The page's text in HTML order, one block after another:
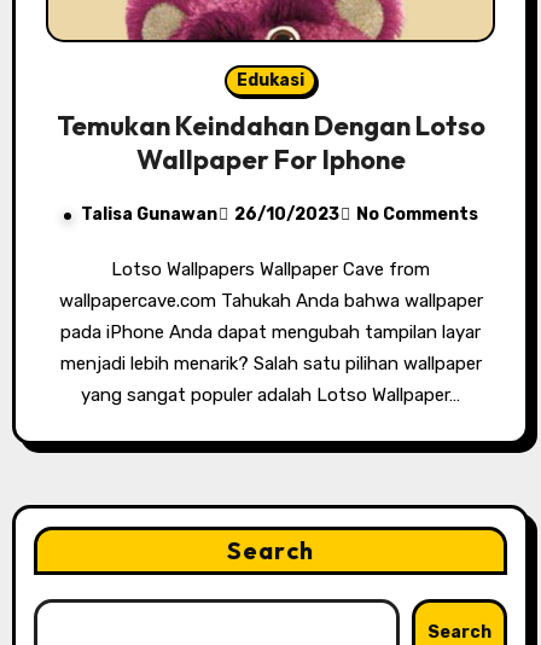
Edukasi
Temukan Keindahan Dengan Lotso
Wallpaper For Iphone
Talisa Gunawan 26/10/2023 No Comments
Lotso Wallpapers Wallpaper Cave from
wallpapercave.com Tahukah Anda bahwa wallpaper
pada iPhone Anda dapat mengubah tampilan layar
menjadi lebih menarik? Salah satu pilihan wallpaper
yang sangat populer adalah Lotso Wallpaper…
Search
Search